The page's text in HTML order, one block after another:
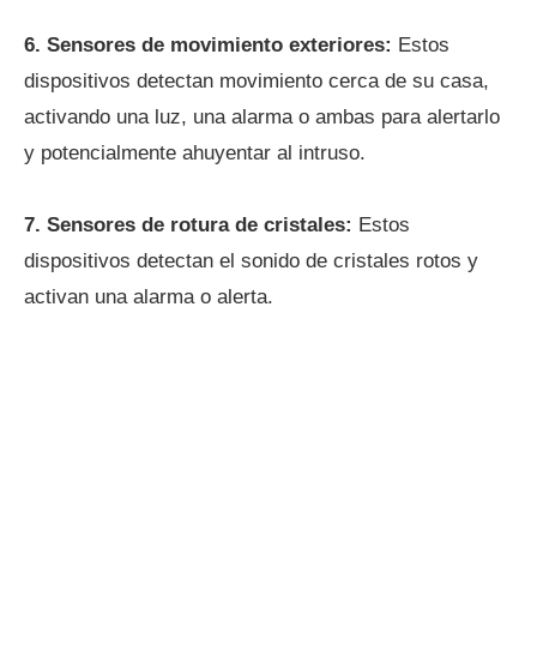
6. Sensores de movimiento exteriores: Estos
dispositivos detectan movimiento cerca de su casa,
activando una luz, una alarma o ambas para alertarlo
y potencialmente ahuyentar al intruso.
7. Sensores de rotura de cristales: Estos
dispositivos detectan el sonido de cristales rotos y
activan una alarma o alerta.